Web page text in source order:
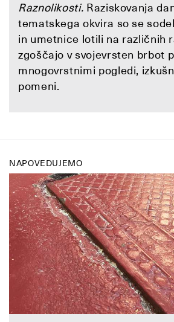
Raznolikosti. Raziskovanja
tematskega okvira so se
in umetnice lotili na različnih
zgoščajo v svojevrsten brbot
mnogovrstnimi pogledi,
pomeni.
NAPOVEDUJEMO